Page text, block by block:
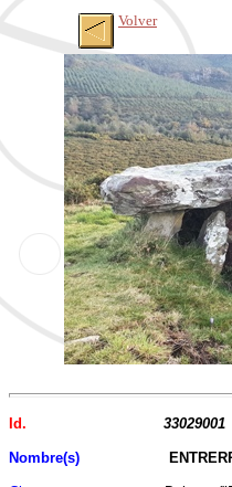
Volver
Id. 33029001
Nombre(s)